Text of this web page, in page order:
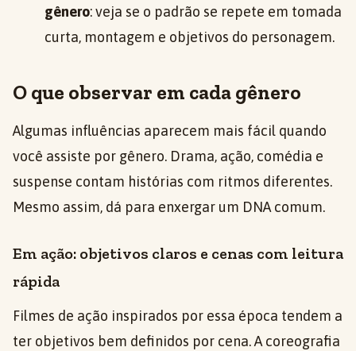
gênero: veja se o padrão se repete em tomada
curta, montagem e objetivos do personagem.
O que observar em cada gênero
Algumas influências aparecem mais fácil quando
você assiste por gênero. Drama, ação, comédia e
suspense contam histórias com ritmos diferentes.
Mesmo assim, dá para enxergar um DNA comum.
Em ação: objetivos claros e cenas com leitura
rápida
Filmes de ação inspirados por essa época tendem a
ter objetivos bem definidos por cena. A coreografia